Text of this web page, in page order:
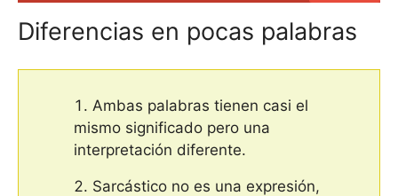
Diferencias en pocas palabras
Ambas palabras tienen casi el
mismo significado pero una
interpretación diferente.
Sarcástico no es una expresión,